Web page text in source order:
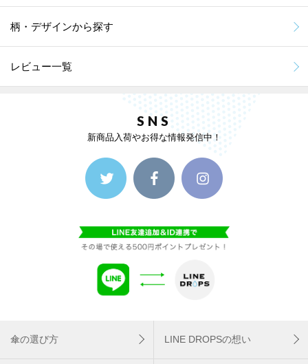
柄・デザインから探す
レビュー一覧
SNS
新商品入荷やお得な情報発信中！
傘の選び方 LINE DROPSの想い